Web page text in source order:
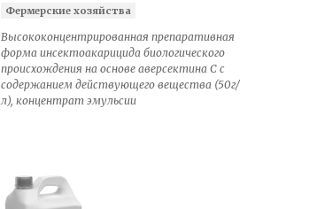
Фермерские хозяйства
Высококонцентрированная препаративная
форма инсектоакарицида биологического
происхождения на основе аверсектина С с
содержанием действующего вещества (50г/
л), концентрат эмульсии